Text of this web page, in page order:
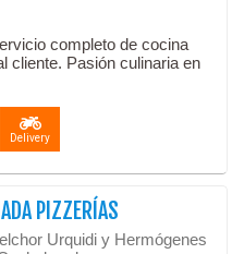
completo de cocina
cliente. Pasión culinaria en
Delivery
PIZZERÍAS
Urquidi y Hermógenes